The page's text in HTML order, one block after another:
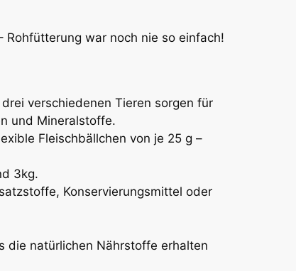
war noch nie so einfach!
verschiedenen Tieren sorgen für
und Mineralstoffe.
Fleischbällchen von je 25 g –
3kg.
Konservierungsmittel oder
die natürlichen Nährstoffe erhalten